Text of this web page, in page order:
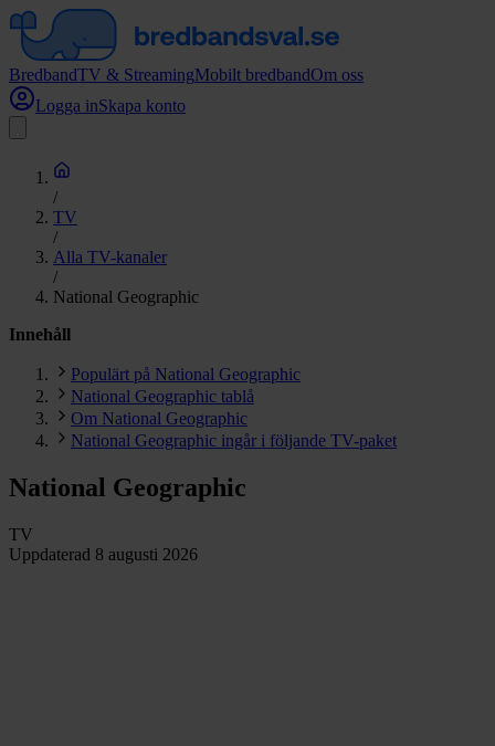
BredbandTV & StreamingMobilt bredbandOm oss
Logga inSkapa konto
/
TV
/
Alla TV-kanaler
/
National Geographic
Innehåll
Populärt på National Geographic
National Geographic tablå
Om National Geographic
National Geographic ingår i följande TV-paket
National Geographic
TV
Uppdaterad 8 augusti 2026